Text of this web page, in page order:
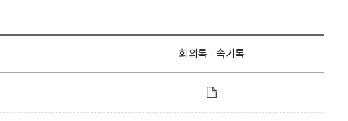
회의록 · 속기록